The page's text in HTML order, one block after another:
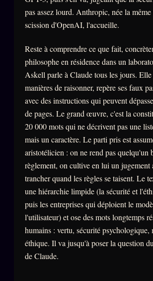
FAQ
Corrections · Erratum
llms.txt
pas assez lourd. Anthropic, née la même
scission d'OpenAI, l'accueille.
Reste à comprendre ce que fait,
philosophe en résidence dans un
Askell parle à Claude tous les jours. Elle
manières de raisonner, repère ses faux
avec des instructions qui peuvent
de pages. Le grand œuvre, c'est la
20 000 mots qui ne décrivent pas une
mais un caractère. Le parti pris est
aristotélicien : on ne rend pas quelqu'un
règlement, on cultive en lui un jugement
trancher quand les règles se taisent. Le
une hiérarchie limpide (la sécurité et
puis les entreprises qui déploient le
l'utilisateur) et ose des mots longtemps
humains : vertu, sécurité psychologique,
éthique. Il va jusqu'à poser la question
de Claude.